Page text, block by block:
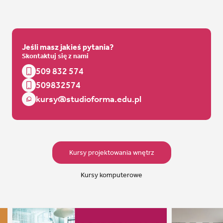
Jeśli masz jakieś pytania?
Skontaktuj się z nami
509 832 574
509832574
kursy@studioforma.edu.pl
Kursy projektowania wnętrz
Kursy komputerowe